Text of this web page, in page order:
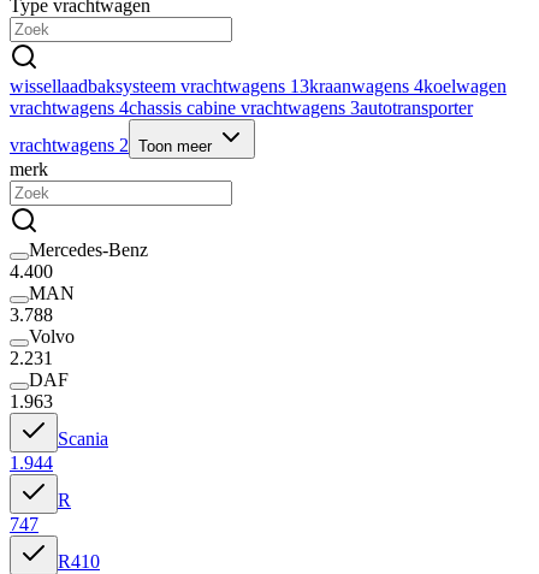
Type vrachtwagen
wissellaadbaksysteem vrachtwagens 13kraanwagens 4koelwagen
vrachtwagens 4chassis cabine vrachtwagens 3autotransporter
vrachtwagens 2 Toon meer
merk
Mercedes-Benz
4.400
MAN
3.788
Volvo
2.231
DAF
1.963
Scania
1.944
R
747
R410